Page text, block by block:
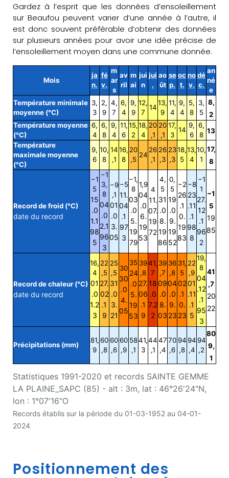
Gardez à l’esprit que les données d’ensoleillement
sur Beaufou peuvent varier d’une année à l’autre, il
est donc souvent préférable d’obtenir des données
sur plusieurs années pour avoir une idée précise de
l’ensoleillement moyen dans une commune donnée.
Statistiques 1991-2020 et records SAINTE GEMME
LA PLAINE_SAPC (85) - alt : 3m, lat : 46°26'24"N,
lon : 1°07'16"O
Records établis sur la période du 01-03-1952 au 04-01-
2024
Mois
ja
n.
fé
v.
m
ar
s
av
ril
m
ai
jui
n
jui
.
ao
ût
se
p.
oc
t.
no
v.
dé
c.
an
né
e
Température minimale
moyenne (°C)
3,
3
2,
9
4,
7
6,
4
9,
9
12,
7
14
13,
9
11,
4
9,
4
5,
8
3,
5
8,
2
Température moyenne
(°C)
6,
4
6,
8
9,
4
11,
6
15,
2
18,
4
20
,1
20
,1
17,
3
14
9,
6
6,
8 13
Température
maximale moyenne
(°C)
9,
6
10,
8
14
,1
16,
8
20
,5
24
26
,1
26
,3
23
,3
18,
5
13,
4
10,
1
17,
8
Record de froid (°C)
date du record
−1
5
15
.0
1.1
98
5
−1
3,
8
04
.0
2.1
96
3
−9
,1
01
.0
3.
05
−5
11.
04
.1
97
3
−1,
8
03
.0
5.
19
79
1,9
04
.0
6.
19
53
4
11.
07.
19
72
4,
5
31
.0
8.
19
86
0,
5
19
.0
9.
19
52
−2
26
.1
0.
19
83
−8
23
.11
.1
98
8
−1
1
27.
12
.1
96
2
−1
5
19
85
Record de chaleur (°C)
date du record
16,
4
01
.0
1.2
3
22
,5
27.
02
.1
9
25
,5
31
.0
3.
21
30
30
.0
4.
05
35
24
.0
5.
19
53
39
,8
27.
06
.1
9
41,
7
18
.0
7.2
2
39
,7
09
.0
8.
03
36
,8
04
.0
9.
23
31,
5
02
.1
0.
23
22
,9
01
.11
.1
5
19,
8
04
.12
.1
95
3
41
,7
20
22
Précipitations (mm)
81,
9
60
,8
60
,6
60
,9
58
,1
41,
3
44
,1
47
,4
70
,6
94
,8
94
,4
94
,2
80
9,
1
Positionnement des